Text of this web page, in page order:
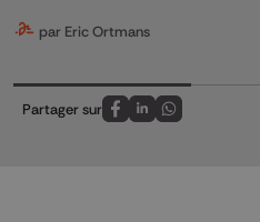
par Eric Ortmans
Partager sur
Partagez sur FaceBook
Partagez sur
Partagez sur